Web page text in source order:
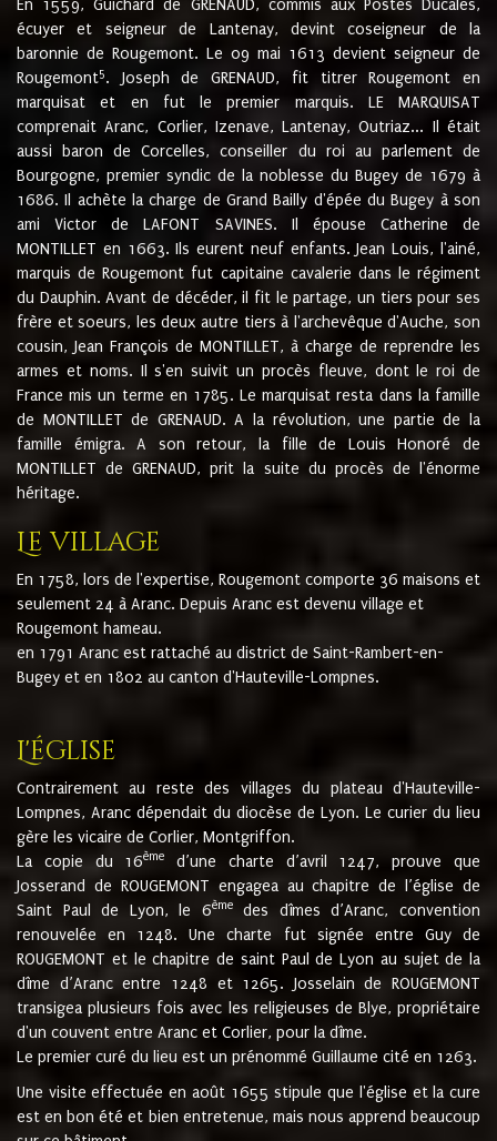
En 1559, Guichard de GRENAUD, commis aux Postes Ducales,
écuyer et seigneur de Lantenay, devint coseigneur de la
baronnie de Rougemont. Le 09 mai 1613 devient seigneur de
Rougemont5. Joseph de GRENAUD, fit titrer Rougemont en
marquisat et en fut le premier marquis. LE MARQUISAT
comprenait Aranc, Corlier, Izenave, Lantenay, Outriaz... Il était
aussi baron de Corcelles, conseiller du roi au parlement de
Bourgogne, premier syndic de la noblesse du Bugey de 1679 à
1686. Il achète la charge de Grand Bailly d'épée du Bugey à son
ami Victor de LAFONT SAVINES. Il épouse Catherine de
MONTILLET en 1663. Ils eurent neuf enfants. Jean Louis, l'ainé,
marquis de Rougemont fut capitaine cavalerie dans le régiment
du Dauphin. Avant de décéder, il fit le partage, un tiers pour ses
frère et soeurs, les deux autre tiers à l'archevêque d'Auche, son
cousin, Jean François de MONTILLET, à charge de reprendre les
armes et noms. Il s'en suivit un procès fleuve, dont le roi de
France mis un terme en 1785. Le marquisat resta dans la famille
de MONTILLET de GRENAUD. A la révolution, une partie de la
famille émigra. A son retour, la fille de Louis Honoré de
MONTILLET de GRENAUD, prit la suite du procès de l'énorme
héritage.
Le village
En 1758, lors de l'expertise, Rougemont comporte 36 maisons et
seulement 24 à Aranc. Depuis Aranc est devenu village et
Rougemont hameau.
en 1791 Aranc est rattaché au district de Saint-Rambert-en-
Bugey et en 1802 au canton d'Hauteville-Lompnes.
L'église
Contrairement au reste des villages du plateau d'Hauteville-
Lompnes, Aranc dépendait du diocèse de Lyon. Le curier du lieu
gère les vicaire de Corlier, Montgriffon.
La copie du 16ème
d’une charte d’avril 1247, prouve que
Josserand de ROUGEMONT engagea au chapitre de l’église de
Saint Paul de Lyon, le 6èmedes dîmes d’Aranc, convention
renouvelée en 1248. Une charte fut signée entre Guy de
ROUGEMONT et le chapitre de saint Paul de Lyon au sujet de la
dîme d’Aranc entre 1248 et 1265. Josselain de ROUGEMONT
transigea plusieurs fois avec les religieuses de Blye, propriétaire
d'un couvent entre Aranc et Corlier, pour la dîme.
Le premier curé du lieu est un prénommé Guillaume cité en 1263.
Une visite effectuée en août 1655 stipule que l'église et la cure
est en bon été et bien entretenue, mais nous apprend beaucoup